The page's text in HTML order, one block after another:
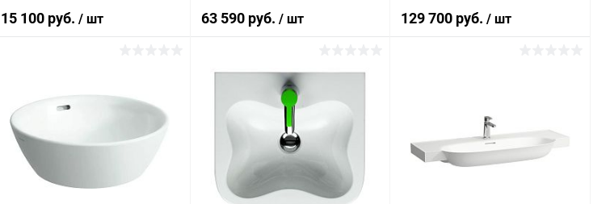
15 100 руб. / шт
Купить в 1 клик Сравнение
В избранное
63 590 руб. / шт
В корзину
Купить в 1 клик Сравнение
129 700 руб./ шт
Купить в 1 клик Сравнение
В избранное Под заказ